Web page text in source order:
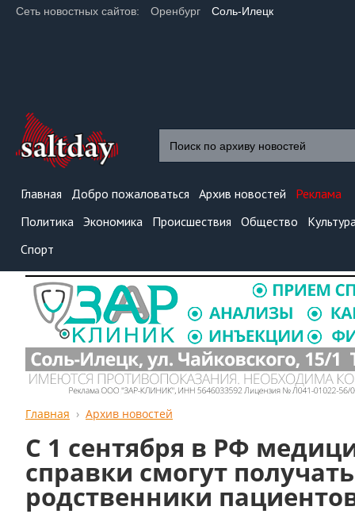
Сеть новостных сайтов: Оренбург Соль-Илецк
Главная Добро пожаловаться Архив новостей
Реклама
Политика Экономика Происшествия Общество
Спорт
Главная Архив новостей
С 1 сентября в РФ
справки смогут получать
родственники